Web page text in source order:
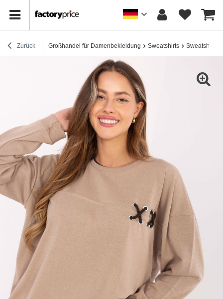
Zurück Großhandel für Damenbekleidung Sweatshirts Sweatshirts